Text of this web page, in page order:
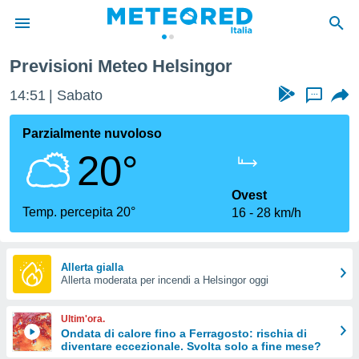
di
per
le
di
Web
le
Previsioni Meteo Helsingor
14:51 Sabato ...
Parzialmente nuvoloso
20°
Temp. percepita 20°
Ovest
16
28 km/h
Allerta gialla
Allerta moderata per incendi a Helsingor oggi
Ultim'ora.
Ondata di calore fino a Ferragosto: rischia di
diventare eccezionale. Svolta solo a fine mese?